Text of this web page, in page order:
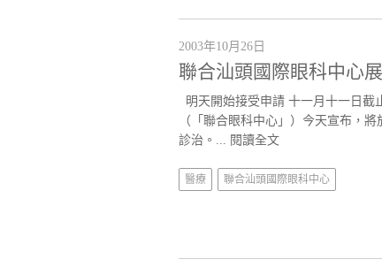
2003年10月26日
聯合汕頭國際眼科中心
明天開始接受申請 十一月十一日
（「聯合眼科中心」）今天宣布，
診治。... 閱讀全文
醫療 聯合汕頭國際眼科中心